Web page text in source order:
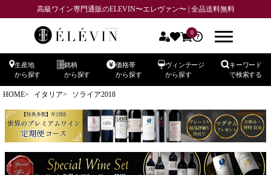
高級ワイン専門通販のELEVIN〜エレヴァン〜 | 全品送料無料
0
生産地
から探す
銘柄
から探す
価格帯
から探す
ヴィンテージ
から探す
キーワード
で検索する
HOME イタリア ソライア2018